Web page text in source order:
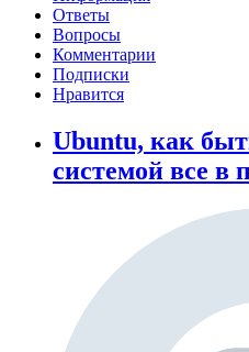
Ответы
Вопросы
Комментарии
Подписки
Нравится
Ubuntu, как
системой все в